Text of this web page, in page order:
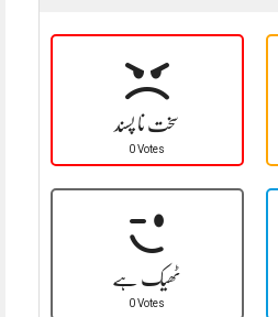
سخت نا پسند
0 Votes
ٹھیک ہے
0 Votes